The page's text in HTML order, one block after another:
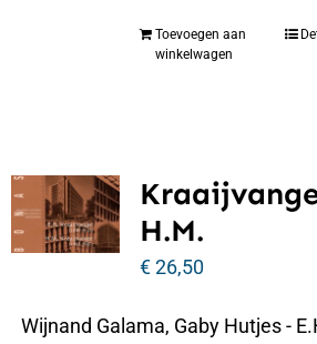
Toevoegen aan
winkelwagen
H.M.
€26,50
Wijnand Galama, Gaby Hutjes -